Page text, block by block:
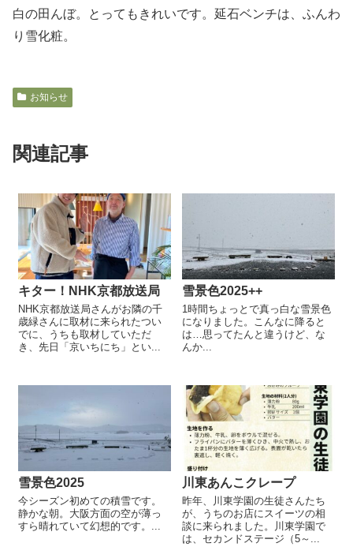
白の田んぼ。とってもきれいです。延石ベンチは、ふんわ
り雪化粧。
お知らせ
関連記事
キター！NHK京都放送局
NHK京都放送局さんがお隣の千
歳緑さんに取材に来られたつい
でに、うちも取材していただ
き、先日「京いちにち」とい...
雪景色2025++
1時間ちょっとで真っ白な雪景色
になりました。こんなに降ると
は…思ってたんと違うけど、な
んか...
雪景色2025
今シーズン初めての積雪です。
静かな朝。大阪方面の空が薄っ
すら晴れていて幻想的です。...
川東あんこクレープ
昨年、川東学園の生徒さんたち
が、うちのお店にスイーツの相
談に来られました。川東学園で
は、セカンドステージ（5～...